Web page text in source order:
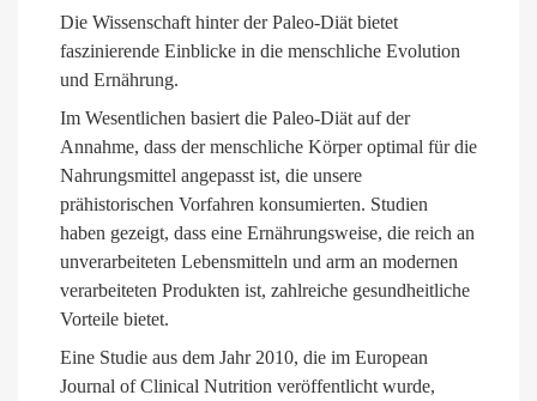
Die Wissenschaft hinter der Paleo-Diät bietet
faszinierende Einblicke in die menschliche Evolution
und Ernährung.
Im Wesentlichen basiert die Paleo-Diät auf der
Annahme, dass der menschliche Körper optimal für die
Nahrungsmittel angepasst ist, die unsere
prähistorischen Vorfahren konsumierten. Studien
haben gezeigt, dass eine Ernährungsweise, die reich an
unverarbeiteten Lebensmitteln und arm an modernen
verarbeiteten Produkten ist, zahlreiche gesundheitliche
Vorteile bietet.
Eine Studie aus dem Jahr 2010, die im European
Journal of Clinical Nutrition veröffentlicht wurde,